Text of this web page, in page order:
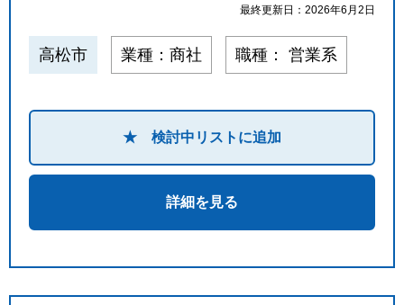
最終更新日：2026年6月2日
高松市 業種：商社 職種： 営業系
★ 検討中リストに追加
詳細を見る